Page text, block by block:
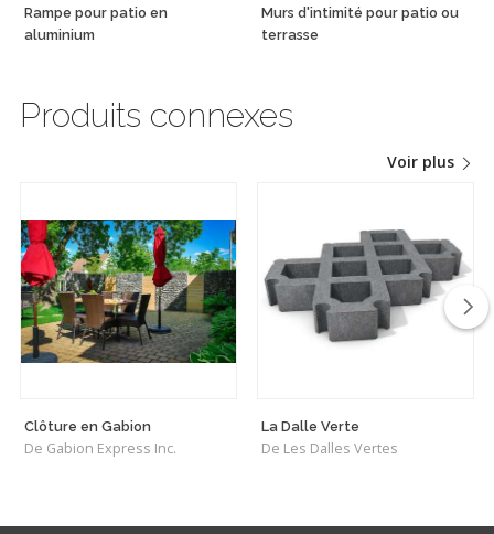
Rampe pour patio en
aluminium
Murs d'intimité pour patio ou
terrasse
Produits connexes
Voir plus
Clôture en Gabion
De Gabion Express Inc.
La Dalle Verte
De Les Dalles Vertes